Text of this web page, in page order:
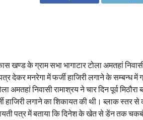
खण्ड के ग्राम सभा भागाटार टोला अमतहां
देकर मनरेगा में फर्जी हाजिरी लगाने के सम्बन्ध में
अमतहां निवासी रामाश्रय ने चार दिन पूर्व
हाजिरी लगाने का शिकायत की थी। ब्लाक स्तर
पत्र में बताया कि दिनेश के खेत से डेंन तक